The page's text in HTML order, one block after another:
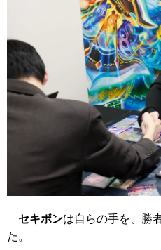
セキボンは自らの手を、勝
た。